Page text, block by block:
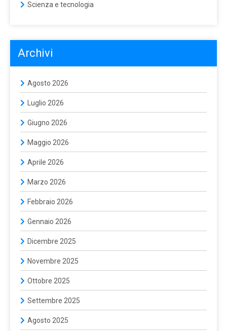
Scienza e tecnologia
Archivi
Agosto 2026
Luglio 2026
Giugno 2026
Maggio 2026
Aprile 2026
Marzo 2026
Febbraio 2026
Gennaio 2026
Dicembre 2025
Novembre 2025
Ottobre 2025
Settembre 2025
Agosto 2025